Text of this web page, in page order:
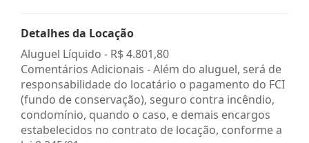
Detalhes da Locação
Aluguel Líquido - R$ 4.801,80
Comentários Adicionais - Além do aluguel, será de
responsabilidade do locatário o pagamento do FCI
(fundo de conservação), seguro contra incêndio,
condomínio, quando o caso, e demais encargos
estabelecidos no contrato de locação, conforme a